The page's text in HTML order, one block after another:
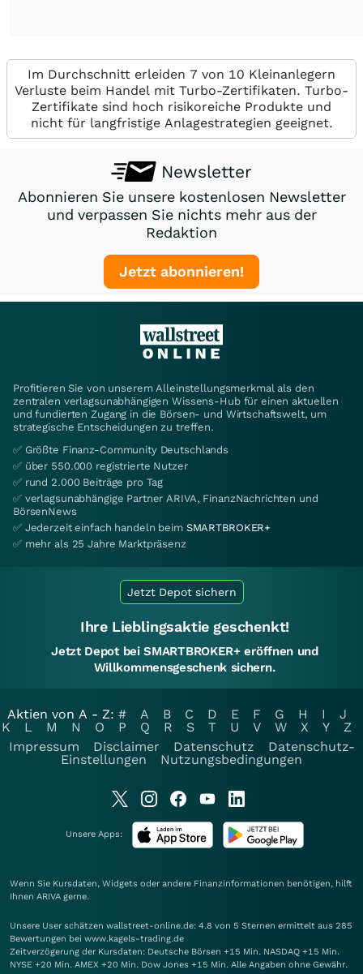
Im Durchschnitt erleiden 7 von 10 Kleinanlegern
Verluste beim Handel mit Turbo-Zertifikaten. Turbo-
Zertifikate sind hoch risikoreiche Produkte und
nicht für langfristige Anlagestrategien geeignet.
Newsletter
Abonnieren Sie unsere kostenlosen Newsletter
und verpassen Sie nichts mehr aus der
Redaktion
Jetzt abonnieren!
Profitieren Sie von unserem Alleinstellungsmerkmal als den
zentralen verlagsunabhängigen Wissens-Hub für einen aktuellen
und fundierten Zugang in die Börsen- und Wirtschaftswelt, um
strategische Entscheidungen zu treffen.
✅ Größte Finanz-Community Deutschlands
✅ über 550.000 registrierte Nutzer
✅ rund 2.000 Beiträge pro Tag
✅ verlagsunabhängige Partner ARIVA, FinanzNachrichten und
BörsenNews
✅ Jederzeit einfach handeln beim SMARTBROKER+
✅ mehr als 25 Jahre Marktpräsenz
Jetzt Depot sichern
Ihre Lieblingsaktie geschenkt!
Jetzt Depot bei SMARTBROKER+ eröffnen und
Willkommensgeschenk sichern.
Aktien von A - Z: # A B C D E F G H I
J
K
L M N O P Q R S T U V W X Y
Z
Impressum
Disclaimer Datenschutz
Datenschutz-
Einstellungen
Nutzungsbedingungen
Unsere Apps:
Wenn Sie Kursdaten, Widgets oder andere Finanzinformationen benötigen, hilft
Ihnen ARIVA gerne.
Unsere User schätzen wallstreet-online.de: 4.8 von 5 Sternen ermittelt aus 285
Bewertungen bei www.kagels-trading.de
Zeitverzögerung der Kursdaten: Deutsche Börsen +15 Min. NASDAQ +15 Min.
NYSE +20 Min. AMEX +20 Min. Dow Jones +15 Min. Alle Angaben ohne Gewähr.